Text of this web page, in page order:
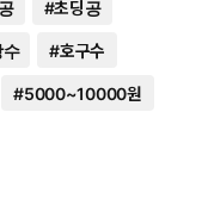
#초딩공
#호구수
#5000~10000원